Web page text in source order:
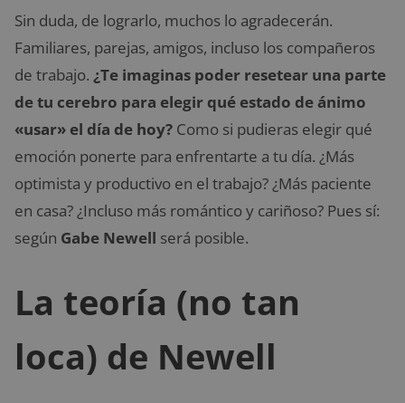
Sin duda, de lograrlo, muchos lo agradecerán.
Familiares, parejas, amigos, incluso los compañeros
de trabajo. ¿Te imaginas poder resetear una parte
de tu cerebro para elegir qué estado de ánimo
«usar» el día de hoy? Como si pudieras elegir qué
emoción ponerte para enfrentarte a tu día. ¿Más
optimista y productivo en el trabajo? ¿Más paciente
en casa? ¿Incluso más romántico y cariñoso? Pues sí:
según Gabe Newell será posible.
La teoría (no tan
loca) de Newell